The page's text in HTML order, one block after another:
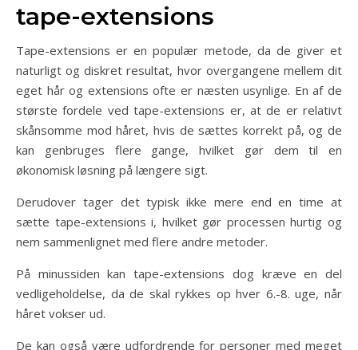
tape-extensions
Tape-extensions er en populær metode, da de giver et
naturligt og diskret resultat, hvor overgangene mellem dit
eget hår og extensions ofte er næsten usynlige. En af de
største fordele ved tape-extensions er, at de er relativt
skånsomme mod håret, hvis de sættes korrekt på, og de
kan genbruges flere gange, hvilket gør dem til en
økonomisk løsning på længere sigt.
Derudover tager det typisk ikke mere end en time at
sætte tape-extensions i, hvilket gør processen hurtig og
nem sammenlignet med flere andre metoder.
På minussiden kan tape-extensions dog kræve en del
vedligeholdelse, da de skal rykkes op hver 6.-8. uge, når
håret vokser ud.
De kan også være udfordrende for personer med meget